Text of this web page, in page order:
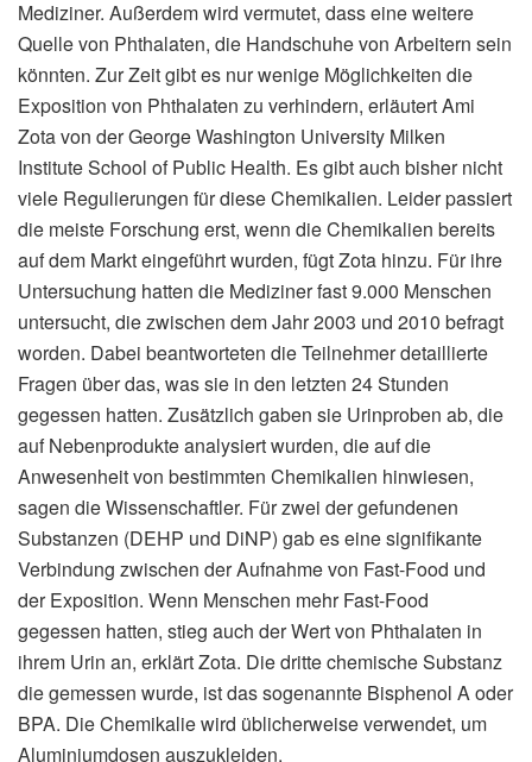
Mediziner. Außerdem wird vermutet, dass eine weitere
Quelle von Phthalaten, die Handschuhe von Arbeitern sein
könnten. Zur Zeit gibt es nur wenige Möglichkeiten die
Exposition von Phthalaten zu verhindern, erläutert Ami
Zota von der George Washington University Milken
Institute School of Public Health. Es gibt auch bisher nicht
viele Regulierungen für diese Chemikalien. Leider passiert
die meiste Forschung erst, wenn die Chemikalien bereits
auf dem Markt eingeführt wurden, fügt Zota hinzu. Für ihre
Untersuchung hatten die Mediziner fast 9.000 Menschen
untersucht, die zwischen dem Jahr 2003 und 2010 befragt
worden. Dabei beantworteten die Teilnehmer detaillierte
Fragen über das, was sie in den letzten 24 Stunden
gegessen hatten. Zusätzlich gaben sie Urinproben ab, die
auf Nebenprodukte analysiert wurden, die auf die
Anwesenheit von bestimmten Chemikalien hinwiesen,
sagen die Wissenschaftler. Für zwei der gefundenen
Substanzen (DEHP und DiNP) gab es eine signifikante
Verbindung zwischen der Aufnahme von Fast-Food und
der Exposition. Wenn Menschen mehr Fast-Food
gegessen hatten, stieg auch der Wert von Phthalaten in
ihrem Urin an, erklärt Zota. Die dritte chemische Substanz
die gemessen wurde, ist das sogenannte Bisphenol A oder
BPA. Die Chemikalie wird üblicherweise verwendet, um
Aluminiumdosen auszukleiden.